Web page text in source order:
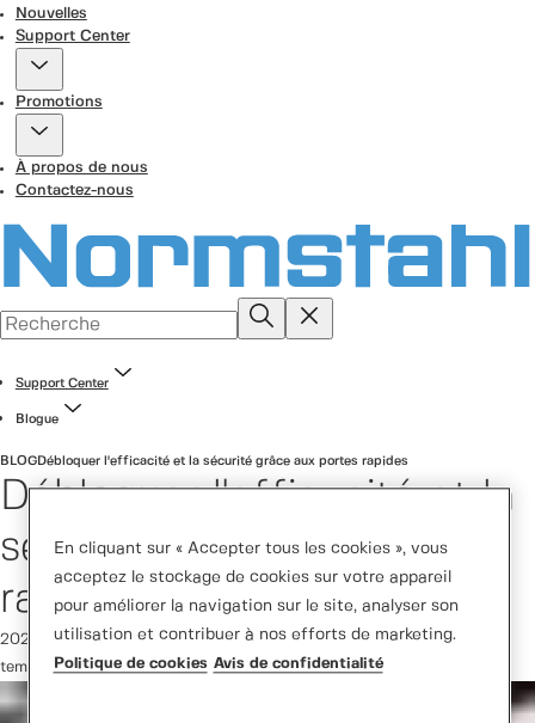
Nouvelles
Support Center
Promotions
À propos de nous
Contactez-nous
Support Center
Blogue
BLOG Débloquer l'efficacité et la sécurité grâce aux portes rapides
Débloquer l'efficacité et la
sécurité grâce aux portes
rapides
2026-02-18
temps de lecture min.2
En cliquant sur « Accepter tous les cookies », vous
acceptez le stockage de cookies sur votre appareil
pour améliorer la navigation sur le site, analyser son
utilisation et contribuer à nos efforts de marketing.
Politique de cookies Avis de confidentialité